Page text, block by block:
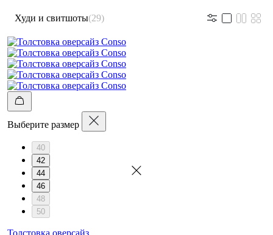
Худи и свитшоты(29)
Выберите размер
40
42
44
46
48
50